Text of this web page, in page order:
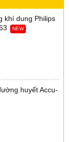
khí dung Philips
NEW
huyết Accu-